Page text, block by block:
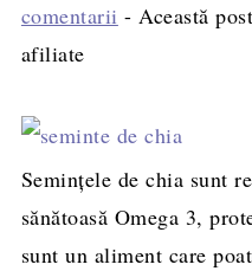
comentarii - Această
afiliate
Seminţele de chia sunt
sănătoasă Omega 3,
sunt un aliment care